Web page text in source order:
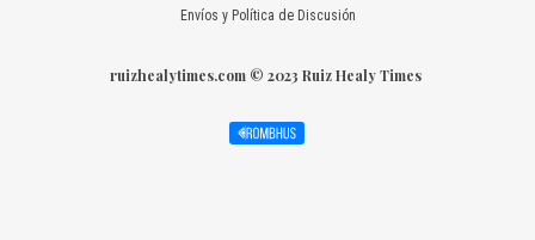
Envíos y Política de Discusión
ruizhealytimes.com © 2023 Ruiz Healy Times